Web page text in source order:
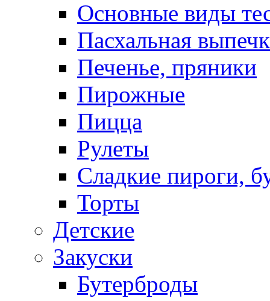
Основные виды
Пасхальная
Печенье, пряники
Пирожные
Пицца
Рулеты
Сладкие пироги,
Торты
Детские
Закуски
Бутерброды